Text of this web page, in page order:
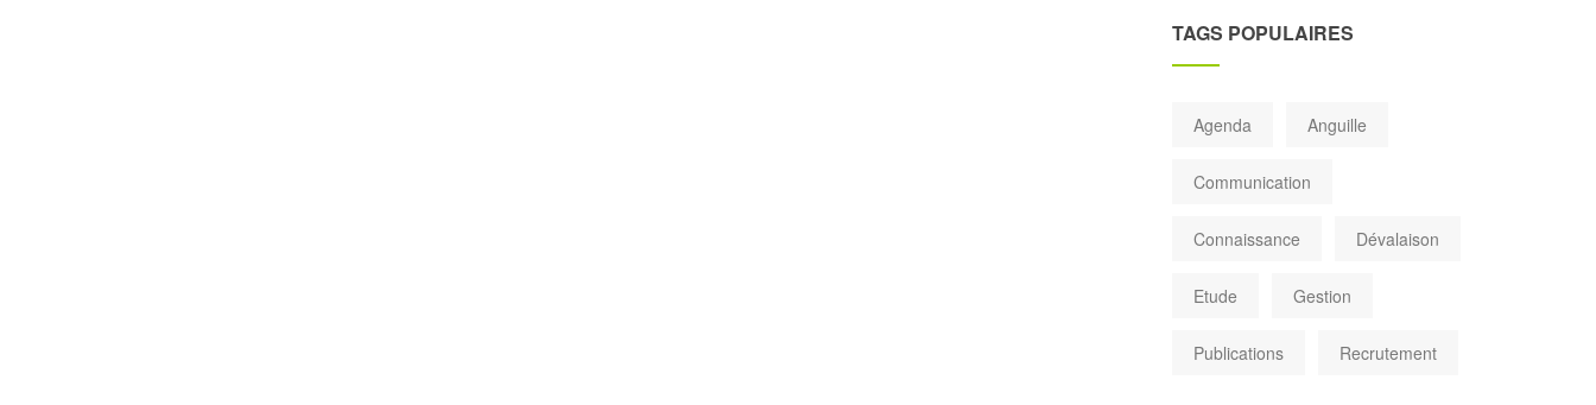
TAGS POPULAIRES
Agenda Anguille
Communication
Connaissance Dévalaison
Etude Gestion
Publications Recrutement